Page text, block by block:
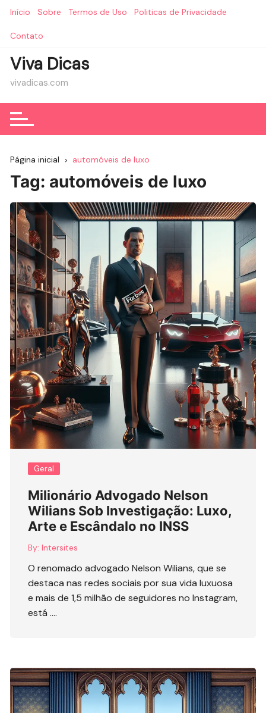
Início Sobre Termos de Uso Politicas de Privacidade
Contato
Viva Dicas
vivadicas.com
Página inicial automóveis de luxo
Tag: automóveis de luxo
Geral
Milionário Advogado Nelson
Wilians Sob Investigação: Luxo,
Arte e Escândalo no INSS
By: Intersites
O renomado advogado Nelson Wilians, que se
destaca nas redes sociais por sua vida luxuosa
e mais de 1,5 milhão de seguidores no Instagram,
está ….